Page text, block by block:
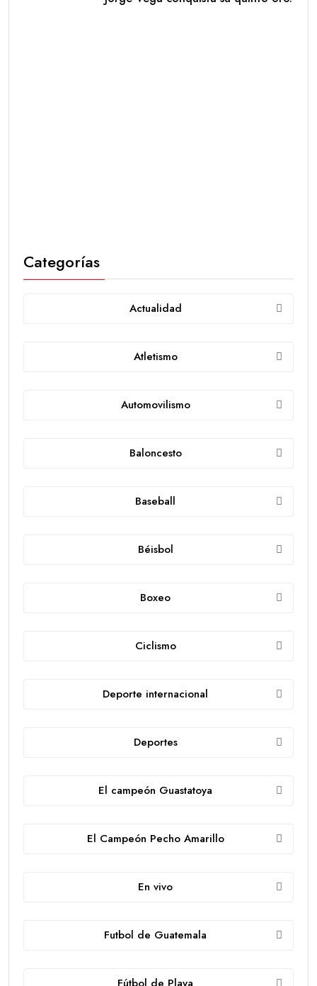
Categorías
Actualidad
Atletismo
Automovilismo
Baloncesto
Baseball
Béisbol
Boxeo
Ciclismo
Deporte internacional
Deportes
El campeón Guastatoya
El Campeón Pecho Amarillo
En vivo
Futbol de Guatemala